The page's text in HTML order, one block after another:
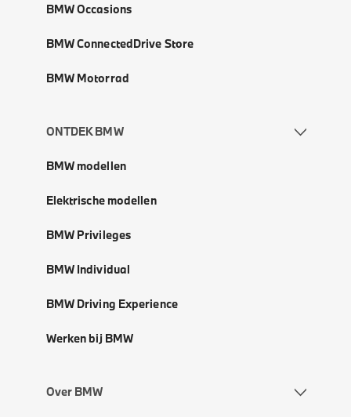
BMW Occasions
BMW ConnectedDrive Store
BMW Motorrad
ONTDEK BMW
BMW modellen
Elektrische modellen
BMW Privileges
BMW Individual
BMW Driving Experience
Werken bij BMW
Over BMW